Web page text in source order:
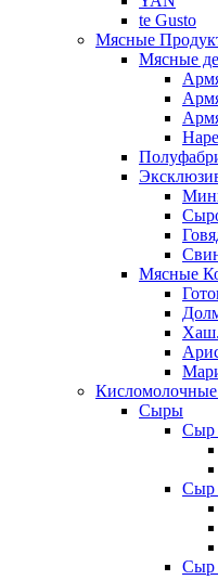
te Gusto
Мясные
Мясные
Мясные
Сыры
Сыр
Сыр
Сыр